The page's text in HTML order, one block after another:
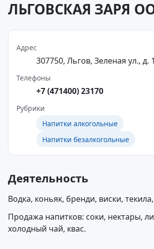
ЛЬГОВСКАЯ ЗАРЯ
Адрес
307750, Льгов, Зеленая ул., д.
Телефоны
+7 (471400) 23170
Рубрики
Напитки алкогольные
Напитки безалкогольные
Деятельность
Водка, коньяк, бренди, виски,
Продажа напитков: соки, нектары,
холодный чай, квас.